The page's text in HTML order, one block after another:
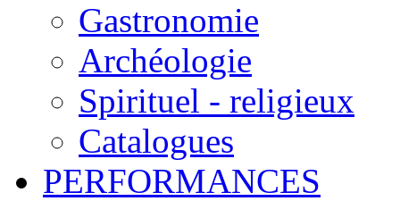
Gastronomie
Archéologie
Spirituel - religieux
Catalogues
PERFORMANCES